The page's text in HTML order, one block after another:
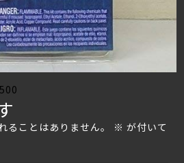
ることはありません。 ※ が付いて